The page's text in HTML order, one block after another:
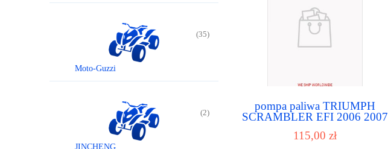
Moto-Guzzi
(35)
JINCHENG
(2)
pompa paliwa TRIUMPH
SCRAMBLER EFI 2006 2007
2013
115,00 zł